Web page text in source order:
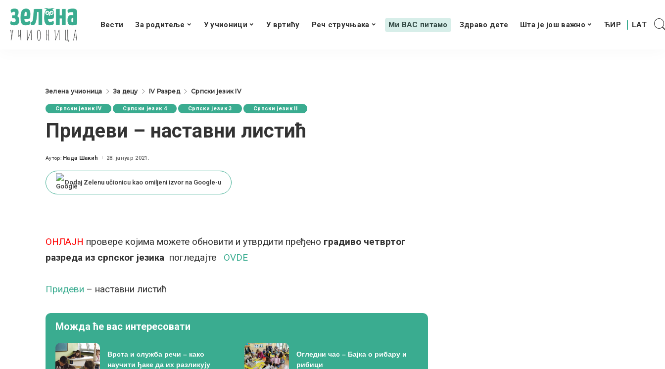
Вести За родитеље У учионици У вртићу Реч стручњака Ми ВАС питамо Здраво дете Шта је још важно
Зелена учионица За децу IV Разред Српски језик IV
Српски језик IV Српски језик 4 Српски језик 3 Српски језик II
Придеви – наставни листић
Posted
Аутор: Нада Шакић 28. јануар 2021.
Dodaj Zelenu učionicu kao omiljeni izvor na Google-u
ОНЛАЈН провере којима можете обновити и утврдити пређено градиво четвртог
разреда из српског језика погледајте OVDE
Придеви – наставни листић
Можда ће вас интересовати
Врста и служба речи – како
научити ђаке да их разликују
Огледни час – Бајка о рибару и
рибици